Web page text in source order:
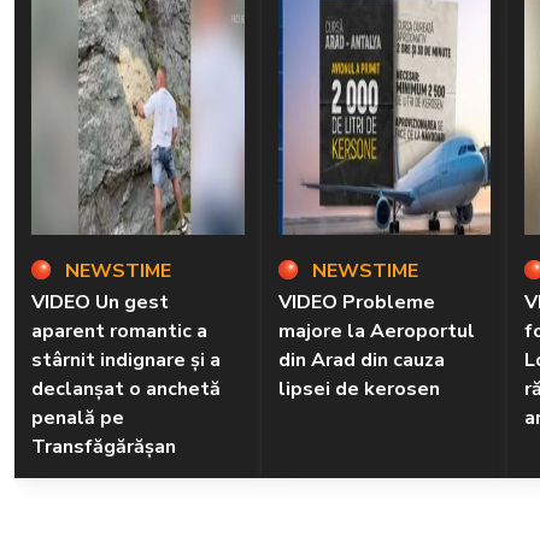
NEWSTIME
VIDEO Un gest
aparent romantic a
stârnit indignare și a
declanșat o anchetă
penală pe
Transfăgărășan
NEWSTIME
VIDEO Probleme
majore la Aeroportul
din Arad din cauza
lipsei de kerosen